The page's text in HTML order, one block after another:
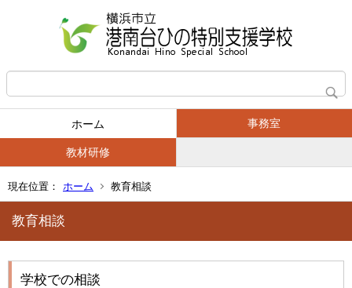
ホーム 事務室
教材研修
現在位置： ホーム 教育相談
教育相談
学校での相談